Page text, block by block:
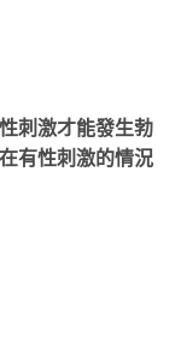
刺激才能發生勃
有性刺激的情況